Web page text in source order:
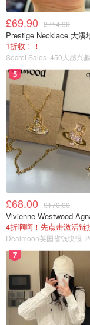
007 Martini-007马
James Bond. "😎
🍸🍸🍸🍸🍸
Gin-杜松子酒。
£69.90 £714.90
1折收！！
Secret Sales 450人感兴趣
5
£68.00 £170.00
Vivienne Westwood
4折啊啊！先点击激活链
Dealmoon英国省钱快报
7